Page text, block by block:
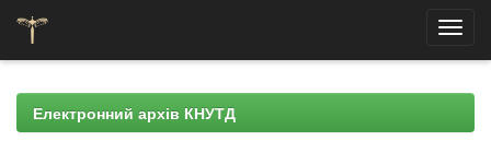
navigationЕлектронний архів КНУТД